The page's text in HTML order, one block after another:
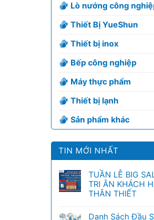
Lò nướng công
Thiết Bị YueShun
Thiết bị inox
Bếp công nghiệp
Máy thực phẩm
Thiết bị lạnh
Sản phẩm khác
TIN MỚI NHẤT
TUẦN LỄ BIG
TRI ÂN KHÁCH
THÂN THIẾT
Danh Sách Đầu